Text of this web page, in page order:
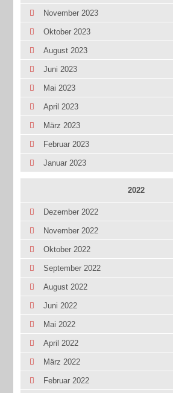
November 2023
Oktober 2023
August 2023
Juni 2023
Mai 2023
April 2023
März 2023
Februar 2023
Januar 2023
2022
Dezember 2022
November 2022
Oktober 2022
September 2022
August 2022
Juni 2022
Mai 2022
April 2022
März 2022
Februar 2022